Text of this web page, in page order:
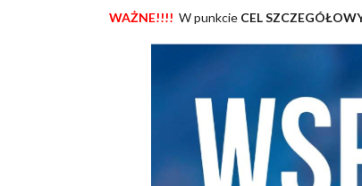
WAŻNE!!!! W punkcie CEL